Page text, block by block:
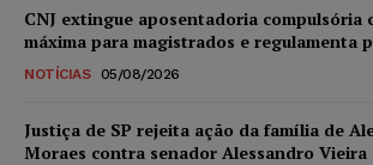
CNJ extingue aposentadoria compulsória
máxima para magistrados e regulamenta
NOTÍCIAS 05/08/2026
Justiça de SP rejeita ação da família de
Moraes contra senador Alessandro Vieira